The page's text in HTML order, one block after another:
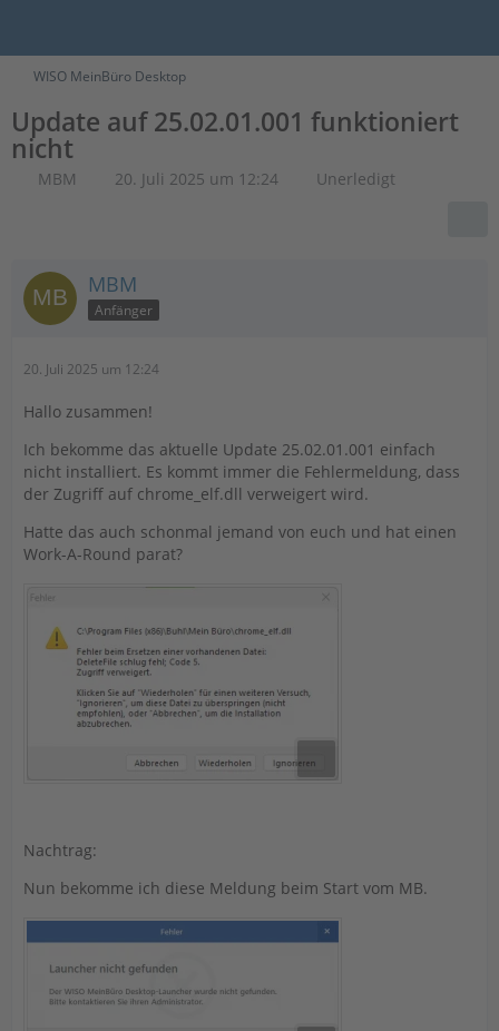
WISO MeinBüro Desktop
Update auf 25.02.01.001 funktioniert
nicht
MBM 20. Juli 2025 um 12:24 Unerledigt
MBM
Anfänger
20. Juli 2025 um 12:24
Hallo zusammen!
Ich bekomme das aktuelle Update 25.02.01.001 einfach
nicht installiert. Es kommt immer die Fehlermeldung, dass
der Zugriff auf chrome_elf.dll verweigert wird.
Hatte das auch schonmal jemand von euch und hat einen
Work-A-Round parat?
Nachtrag:
Nun bekomme ich diese Meldung beim Start vom MB.